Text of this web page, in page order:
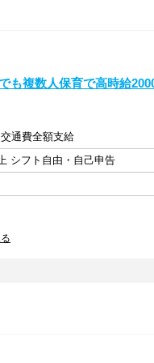
も複数人保育で高時給
通費全額支給
シフト自由・自己申告